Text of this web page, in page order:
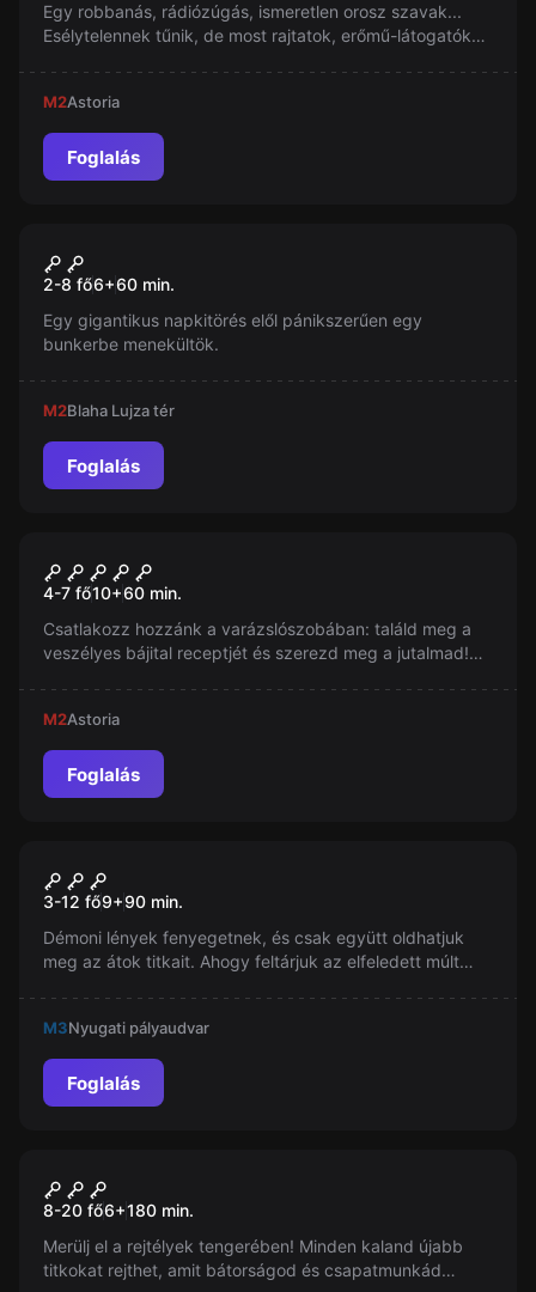
Egy robbanás, rádiózúgás, ismeretlen orosz szavak...
Esélytelennek tűnik, de most rajtatok, erőmű-látogatókon
M2Astoria
Foglalás
Új
Zero Level Energy
2-8 fő6+60 min.
Egy gigantikus napkitörés elől pánikszerűen egy
bunkerbe menekültök.
M2Blaha Lujza tér
Foglalás
Máguspróba
4-7 fő10+60 min.
Csatlakozz hozzánk a varázslószobában: találd meg a
veszélyes bájital receptjét és szerezd meg a jutalmad!
M2Astoria
Foglalás
Új
Ősi Átok
3-12 fő9+90 min.
Démoni lények fenyegetnek, és csak együtt oldhatjuk
meg az átok titkait. Ahogy feltárjuk az elfeledett múlt
Vár rátok a kihívás!
M3Nyugati pályaudvar
Foglalás
Új
A Nyomozóhajó
8-20 fő6+180 min.
Merülj el a rejtélyek tengerében! Minden kaland újabb
titkokat rejthet, amit bátorságod és csapatmunkád